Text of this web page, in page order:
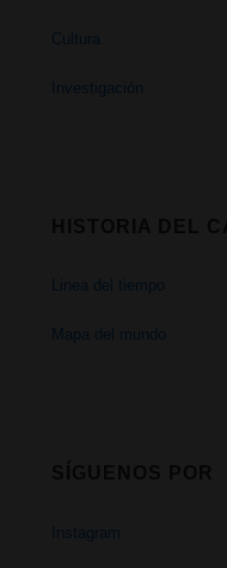
Cultura
Investigación
Linea del tiempo
Mapa del mundo
Instagram